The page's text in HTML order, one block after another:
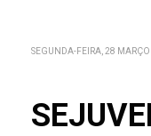
SEGUNDA-FEIRA, 28